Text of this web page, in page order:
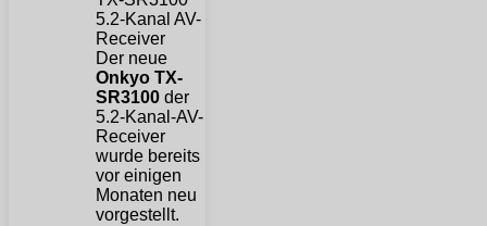
Der neue
Onkyo TX-
SR3100 der
5.2-Kanal-AV-
Receiver
wurde bereits
vor einigen
Monaten neu
vorgestellt.